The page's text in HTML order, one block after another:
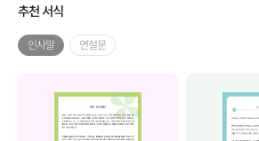
추천 서식
인사말 연설문